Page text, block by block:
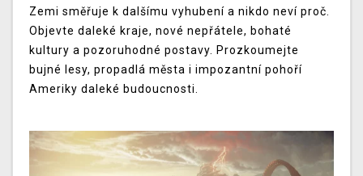
Zemi směřuje k dalšímu vyhubení a nikdo neví proč.
Objevte daleké kraje, nové nepřátele, bohaté
kultury a pozoruhodné postavy. Prozkoumejte
bujné lesy, propadlá města i impozantní pohoří
Ameriky daleké budoucnosti.